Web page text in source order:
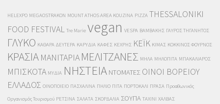
HELEXPO MEGAOSTRAKON MOUNT ATHOS AREA KOUZINA PIZZA THESSALONIKI
FOOD FESTIVAL
Tre Marie vegan VESPA ΒΑΜΒΑΚΗΣ ΓΑΥΡΟΣ ΤΗΓΑΝΗΤΟΣ
ΓΛΥΚΟ ΚΑΘΑΡΑ ΔΕΥΤΕΡΑ ΚΑΡΥΔΙΑ ΚΑΦΕΣ ΚΕΧΡΗΣ ΚΕΪΚ ΚΙΜΑΣ ΚΟΚΚΙΝΟΣ ΦΟΥΡΝΟΣ
ΚΡΑΣΙΑ ΜΑΝΙΤΑΡΙΑ ΜΕΛΙΤΖΑΝΕΣ ΜΗΛΑ ΜΗΛΟΠΙΤΑ ΜΠΑΚΑΛΙΑΡΟΣ
ΜΠΙΣΚΟΤΑ ΜΥΔΙΑ ΝΗΣΤΕΙΑ ΝΤΟΜΑΤΕΣ ΟΙΝΟΙ ΒΟΡΕΙΟΥ
ΕΛΛΑΔΟΣ ΟΙΝΟΠΟΙΕΙΟ ΠΑΣΧΑΛΙΝΑ ΠΗΛΙΟ ΠΙΤΑ ΠΟΡΤΟΚΑΛΙ ΠΡΑΣΑ Προαθωνικός
Οργανισμός Τουρισμού ΡΕΤΣΙΝΑ ΣΑΛΑΤΑ ΣΚΟΡΔΑΛΙΑ ΣΟΥΠΑ ΤΑΧΙΝΙ ΧΑΛΒΑΣ